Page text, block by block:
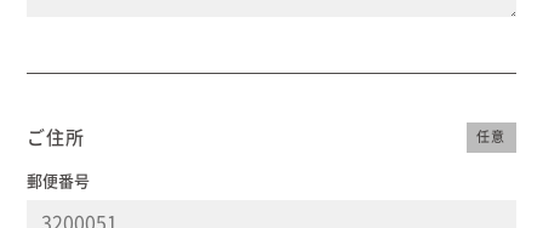
ご住所 任意
郵便番号